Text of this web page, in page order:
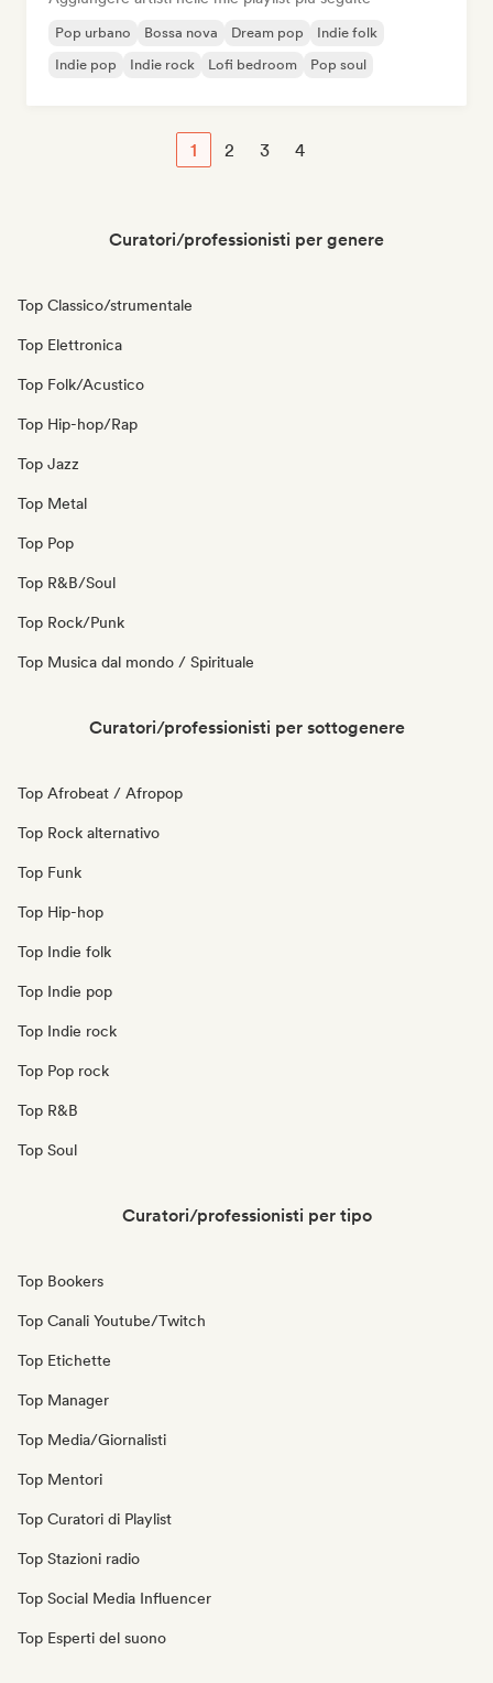
Pop urbano Bossa nova Dream pop
Indie folk
Indie pop
Indie rock Lofi bedroom Pop soul
1 2 3 4
Curatori/professionisti per genere
Top Classico/strumentale
Top Elettronica
Top Folk/Acustico
Top Hip-hop/Rap
Top Jazz
Top Metal
Top Pop
Top R&B/Soul
Top Rock/Punk
Top Musica dal mondo / Spirituale
Curatori/professionisti per sottogenere
Top Afrobeat / Afropop
Top Rock alternativo
Top Funk
Top Hip-hop
Top Indie folk
Top Indie pop
Top Indie rock
Top Pop rock
Top R&B
Top Soul
Curatori/professionisti per tipo
Top Bookers
Top Canali Youtube/Twitch
Top Etichette
Top Manager
Top Media/Giornalisti
Top Mentori
Top Curatori di Playlist
Top Stazioni radio
Top Social Media Influencer
Top Esperti del suono